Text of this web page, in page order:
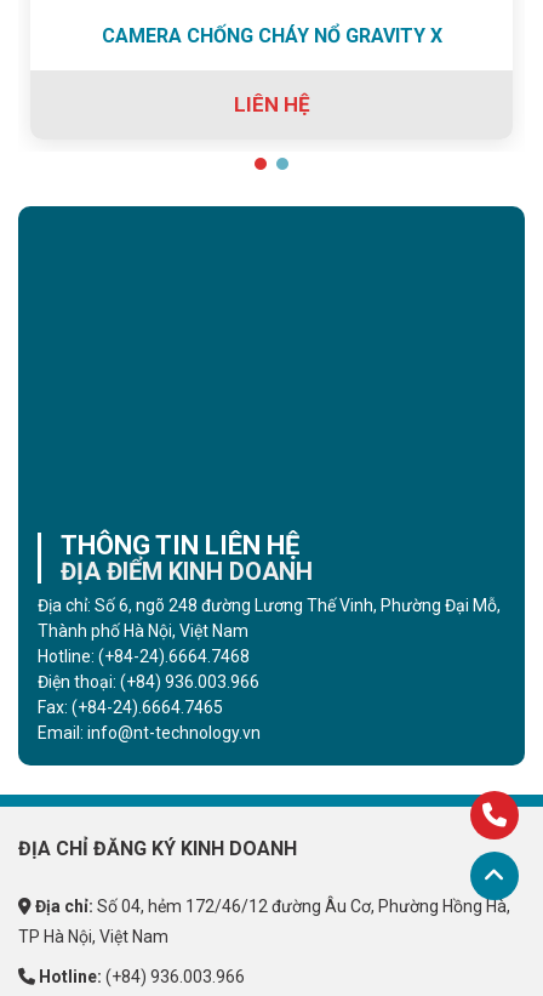
CAMERA CHỐNG CHÁY NỔ GRAVITY X
LIÊN HỆ
THÔNG TIN LIÊN HỆ
ĐỊA ĐIỂM KINH DOANH
Địa chỉ: Số 6, ngõ 248 đường Lương Thế Vinh, Phường Đại Mỗ,
Thành phố Hà Nội, Việt Nam
Hotline: (+84-24).6664.7468
Điện thoại: (+84) 936.003.966
Fax: (+84-24).6664.7465
Email: info@nt-technology.vn
ĐỊA CHỈ ĐĂNG KÝ KINH DOANH
Địa chỉ: Số 04, hẻm 172/46/12 đường Âu Cơ, Phường Hồng Hà,
TP Hà Nội, Việt Nam
Hotline: (+84) 936.003.966